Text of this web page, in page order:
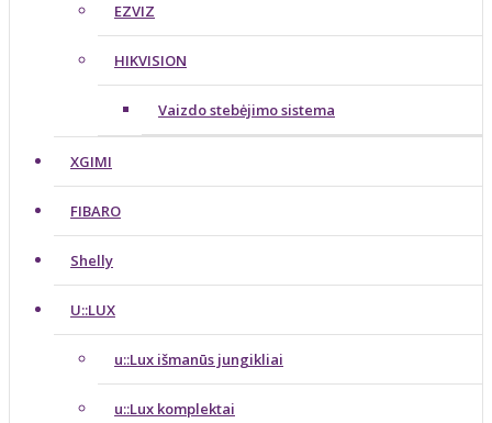
EZVIZ
HIKVISION
Vaizdo stebėjimo sistema
XGIMI
FIBARO
Shelly
U::LUX
u::Lux išmanūs jungikliai
u::Lux komplektai